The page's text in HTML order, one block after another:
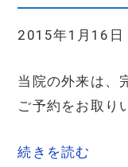
2015年1月16日
当院の外来は、
ご予約をお取り
続きを読む